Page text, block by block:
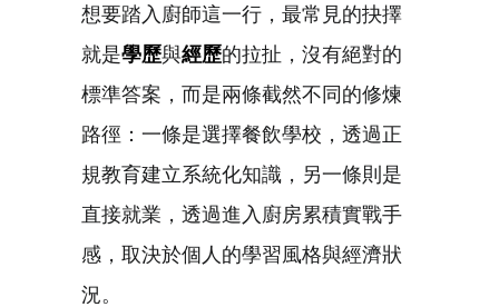
想要踏入廚師這一行，最常見的抉擇
就是學歷與經歷的拉扯，沒有絕對的
標準答案，而是兩條截然不同的修煉
路徑：一條是選擇餐飲學校，透過正
規教育建立系統化知識，另一條則是
直接就業，透過進入廚房累積實戰手
感，取決於個人的學習風格與經濟狀
況。